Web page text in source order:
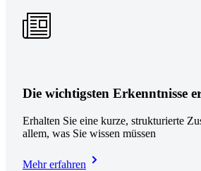
Die wichtigsten Erkenntnisse
Erhalten Sie eine kurze, strukturierte
allem, was Sie wissen müssen
Mehr erfahren